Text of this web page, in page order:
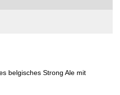
belgisches Strong Ale mit